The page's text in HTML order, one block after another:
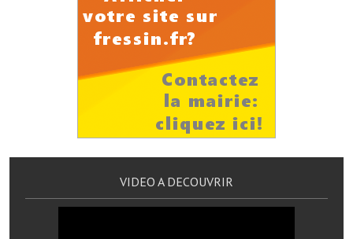
Services publics intercommunaux
Eaux, assainissement
Déchets ménagers, tri sélectif, encombrants
Services publics communaux
VIDEO A DECOUVRIR